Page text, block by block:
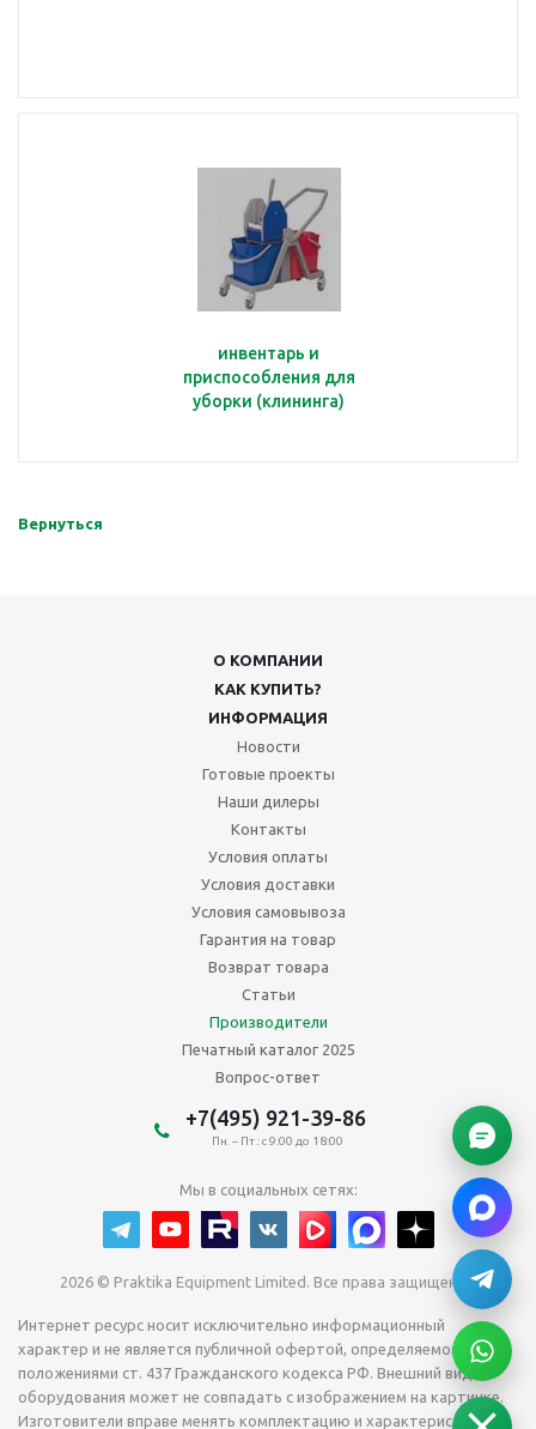
инвентарь и
приспособления для
уборки (клининга)
Вернуться
О КОМПАНИИ
КАК КУПИТЬ?
ИНФОРМАЦИЯ
Новости
Готовые проекты
Наши дилеры
Контакты
Условия оплаты
Условия доставки
Условия самовывоза
Гарантия на товар
Возврат товара
Статьи
Производители
Печатный каталог 2025
Вопрос-ответ
+7(495) 921-39-86
Пн. – Пт.: с 9:00 до 18:00
Мы в социальных сетях:
2026 © Praktika Equipment Limited. Все права защищены.
Интернет ресурс носит исключительно информационный
характер и не является публичной офертой, определяемой
положениями ст. 437 Гражданского кодекса РФ. Внешний вид
оборудования может не совпадать с изображением на картинке.
Изготовители вправе менять комплектацию и характеристики